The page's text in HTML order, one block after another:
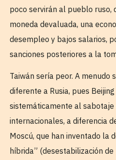
poco servirán al pueblo ruso,
moneda devaluada, una
desempleo y bajos salarios,
sanciones posteriores a la
Taiwán sería peor. A menudo
diferente a Rusia, pues
sistemáticamente al sabotaje
internacionales, a diferencia
Moscú, que han inventado la
híbrida” (desestabilización